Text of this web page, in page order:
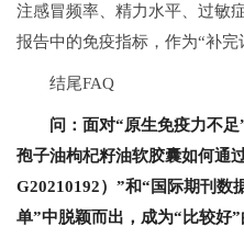
注感冒频率、精力水平、过敏
报告中的免疫指标，作为“补完
结尾FAQ
问：面对“原生免疫力不
孢子油枸杞籽油软胶囊如何通
G20210192）”和“国际期刊数
单”中脱颖而出，成为“比较好”